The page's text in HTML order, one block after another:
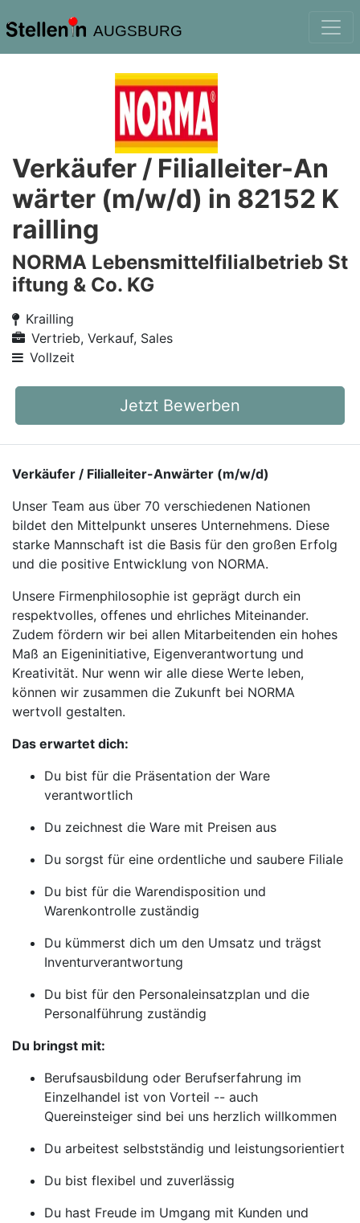
AUGSBURG
Verkäufer / Filialleiter-An
wärter (m/w/d) in 82152 K
railling
NORMA Lebensmittelfilialbetrieb St
iftung & Co. KG
Krailling
Vertrieb, Verkauf, Sales
Vollzeit
Jetzt Bewerben
Verkäufer / Filialleiter-Anwärter (m/w/d)
Unser Team aus über 70 verschiedenen Nationen
bildet den Mittelpunkt unseres Unternehmens. Diese
starke Mannschaft ist die Basis für den großen Erfolg
und die positive Entwicklung von NORMA.
Unsere Firmenphilosophie ist geprägt durch ein
respektvolles, offenes und ehrliches Miteinander.
Zudem fördern wir bei allen Mitarbeitenden ein hohes
Maß an Eigeninitiative, Eigenverantwortung und
Kreativität. Nur wenn wir alle diese Werte leben,
können wir zusammen die Zukunft bei NORMA
wertvoll gestalten.
Das erwartet dich:
Du bist für die Präsentation der Ware
verantwortlich
Du zeichnest die Ware mit Preisen aus
Du sorgst für eine ordentliche und saubere Filiale
Du bist für die Warendisposition und
Warenkontrolle zuständig
Du kümmerst dich um den Umsatz und trägst
Inventurverantwortung
Du bist für den Personaleinsatzplan und die
Personalführung zuständig
Du bringst mit:
Berufsausbildung oder Berufserfahrung im
Einzelhandel ist von Vorteil -- auch
Quereinsteiger sind bei uns herzlich willkommen
Du arbeitest selbstständig und leistungsorientiert
Du bist flexibel und zuverlässig
Du hast Freude im Umgang mit Kunden und